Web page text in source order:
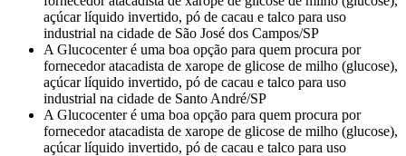
açúcar líquido invertido, pó de cacau e talco para uso
industrial na cidade de São José dos Campos/SP
A Glucocenter é uma boa opção para quem procura por
fornecedor atacadista de xarope de glicose de milho (glucose),
açúcar líquido invertido, pó de cacau e talco para uso
industrial na cidade de Santo André/SP
A Glucocenter é uma boa opção para quem procura por
fornecedor atacadista de xarope de glicose de milho (glucose),
açúcar líquido invertido, pó de cacau e talco para uso